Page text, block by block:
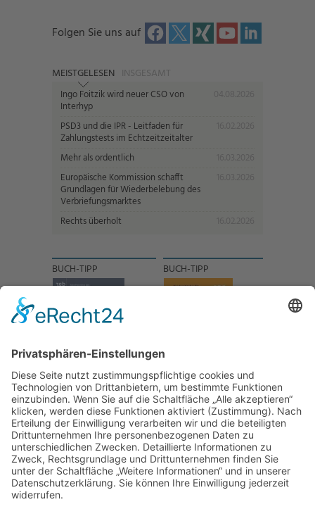
Folgen Sie uns auf
MEISTGELESEN INSGESAMT
Ingo Foitzik wird neuer CSO von
Interhyp
PSD3 und die IPR - Leitfaden für
Zahlungstests im Echtzeitzeitalter
Mehr als ordentlich
Europäische Kommission schafft
Grundlagen für Wiederbelebung des
Verbriefungsmarktes
Rechts überholt
BUCH-TIPP BUCH-TIPP